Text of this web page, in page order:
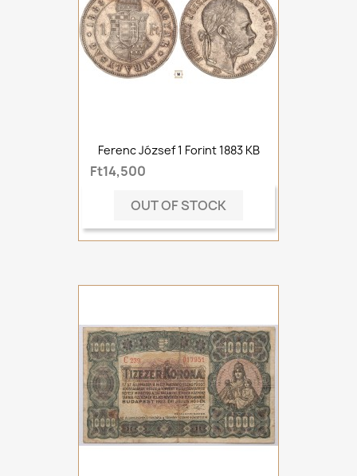
Ferenc József 1 Forint 1883 KB
Ft14,500
OUT OF STOCK